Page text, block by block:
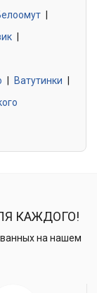
Ватутинки
КАЖДОГО!
на нашем